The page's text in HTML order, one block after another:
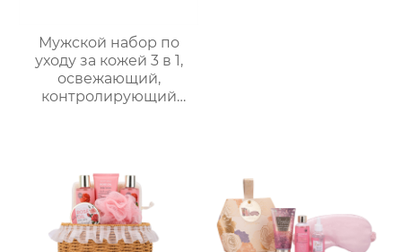
Мужской набор по
уходу за кожей 3 в 1,
освежающий,
контролирующий
мужской
многофункциональный
подарочный набор по
уходу за кожей